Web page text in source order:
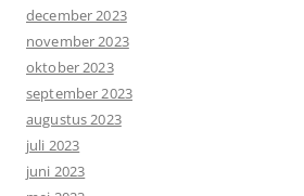
december 2023
november 2023
oktober 2023
september 2023
augustus 2023
juli 2023
juni 2023